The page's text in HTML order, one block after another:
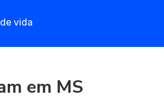
vida
em MS